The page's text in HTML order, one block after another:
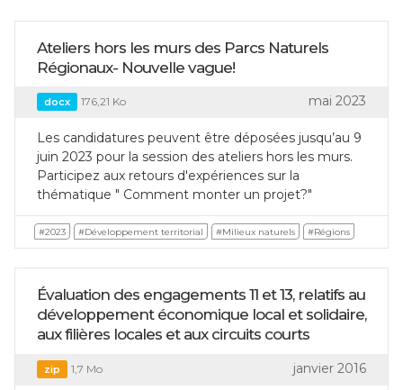
Ateliers hors les murs des Parcs Naturels
Régionaux- Nouvelle vague!
docx 176,21 Ko mai 2023
Les candidatures peuvent être déposées jusqu’au 9
juin 2023 pour la session des ateliers hors les murs.
Participez aux retours d'expériences sur la
thématique " Comment monter un projet?"
#2023 #Développement territorial #Milieux naturels #Régions
Évaluation des engagements 11 et 13, relatifs au
développement économique local et solidaire,
aux filières locales et aux circuits courts
zip 1,7 Mo janvier 2016